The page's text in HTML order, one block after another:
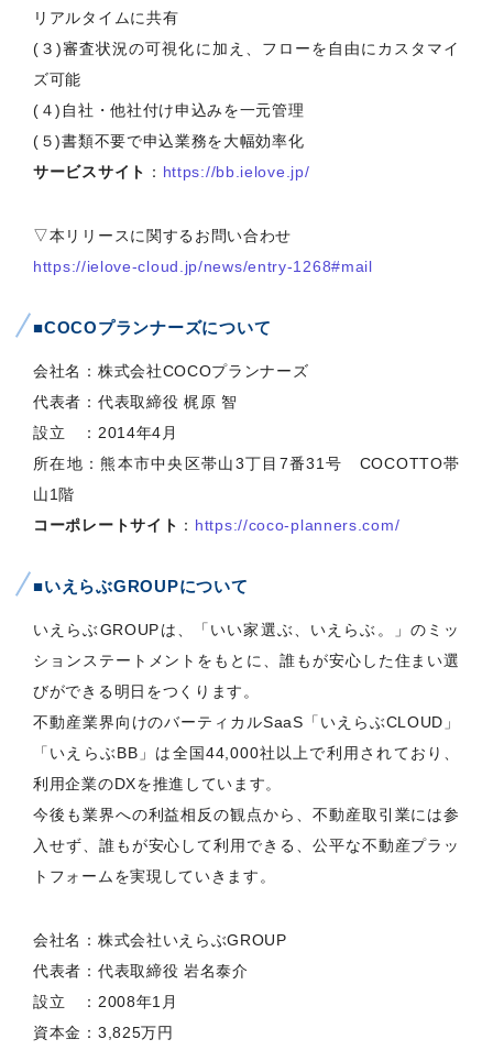
リアルタイムに共有
(３)審査状況の可視化に加え、フローを自由にカスタマイ
ズ可能
(４)自社・他社付け申込みを一元管理
(５)書類不要で申込業務を大幅効率化
サービスサイト ： https://bb.ielove.jp/
▽本リリースに関するお問い合わせ
https://ielove-cloud.jp/news/entry-1268#mail
■COCOプランナーズについて
会社名：株式会社COCOプランナーズ
代表者：代表取締役 梶原 智
設立 ：2014年4月
所在地：熊本市中央区帯山3丁目7番31号 COCOTTO帯
山1階
コーポレートサイト ： https://coco-planners.com/
■いえらぶGROUPについて
いえらぶGROUPは、「いい家選ぶ、いえらぶ。」のミッ
ションステートメントをもとに、誰もが安心した住まい選
びができる明日をつくります。
不動産業界向けのバーティカルSaaS「いえらぶCLOUD」
「いえらぶBB」は全国44,000社以上で利用されており、
利用企業のDXを推進しています。
今後も業界への利益相反の観点から、不動産取引業には参
入せず、誰もが安心して利用できる、公平な不動産プラッ
トフォームを実現していきます。
会社名：株式会社いえらぶGROUP
代表者：代表取締役 岩名泰介
設立 ：2008年1月
資本金：3,825万円